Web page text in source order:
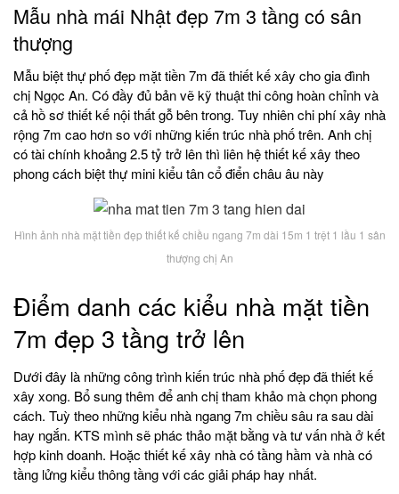
Mẫu nhà mái Nhật đẹp 7m 3 tầng có sân
thượng
Mẫu biệt thự phố đẹp mặt tiền 7m đã thiết kế xây cho gia đình
chị Ngọc An. Có đầy đủ bản vẽ kỹ thuật thi công hoàn chỉnh và
cả hồ sơ thiết kế nội thất gỗ bên trong. Tuy nhiên chi phí xây nhà
rộng 7m cao hơn so với những kiến trúc nhà phố trên. Anh chị
có tài chính khoảng 2.5 tỷ trở lên thì liên hệ thiết kế xây theo
phong cách biệt thự mini kiểu tân cổ điển châu âu này
Hình ảnh nhà mặt tiền đẹp thiết kế chiều ngang 7m dài 15m 1 trệt 1 lầu 1 sân
thượng chị An
Điểm danh các kiểu nhà mặt tiền
7m đẹp 3 tầng trở lên
Dưới đây là những công trình kiến trúc nhà phố đẹp đã thiết kế
xây xong. Bổ sung thêm để anh chị tham khảo mà chọn phong
cách. Tuỳ theo những kiểu nhà ngang 7m chiều sâu ra sau dài
hay ngắn. KTS mình sẽ phác thảo mặt bằng và tư vấn nhà ở kết
hợp kinh doanh. Hoặc thiết kế xây nhà có tầng hầm và nhà có
tầng lửng kiểu thông tầng với các giải pháp hay nhất.